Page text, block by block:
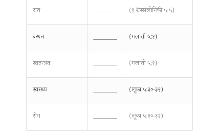
रात ________ (१ थेस्सलोनिकी ५:५)
बन्धन ________ (गलाती ५:१)
स्वतन्त्रत ________ (गलाती ५:१)
स्वस्थ्य ________ (लूका ५:३०-३२)
रोग ________ (लूका ५:३०-३२)